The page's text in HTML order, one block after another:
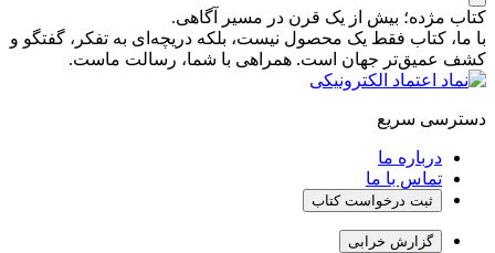
کتاب مژده؛ بیش از یک قرن در مسیر آگاهی.
با ما، کتاب فقط یک محصول نیست، بلکه دریچه‌ای به تفکر، گفتگو و
کشف عمیق‌تر جهان است. همراهی با شما، رسالت ماست.
دسترسی سریع
درباره ما
تماس با ما
ثبت درخواست کتاب
گزارش خرابی